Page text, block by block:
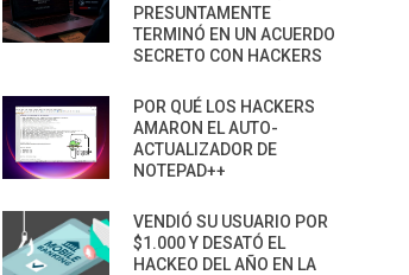
13 TÉCNICAS
RIDÍCULAMENTE FÁCILES
NAVEGADORES DE IA
AGÉNTICA
CÓMO LOS HACKERS
PRESUNTAMENTE
TERMINÓ EN UN ACUERDO
SECRETO CON HACKERS
POR QUÉ LOS HACKERS
AMARON EL AUTO-
ACTUALIZADOR DE
NOTEPAD++
VENDIÓ SU USUARIO POR
$1.000 Y DESATÓ EL
HACKEO DEL AÑO EN LA